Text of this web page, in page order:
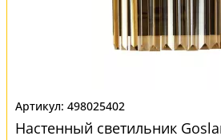
498025402
Настенный светильник